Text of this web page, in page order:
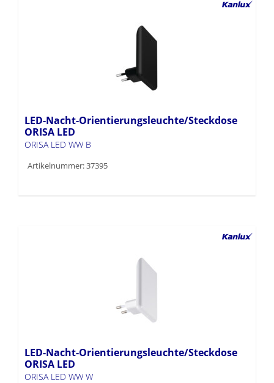
LED-Nacht-Orientierungsleuchte/Steckdose
ORISA LED
ORISA LED WW B
Artikelnummer: 37395
LED-Nacht-Orientierungsleuchte/Steckdose
ORISA LED
ORISA LED WW W